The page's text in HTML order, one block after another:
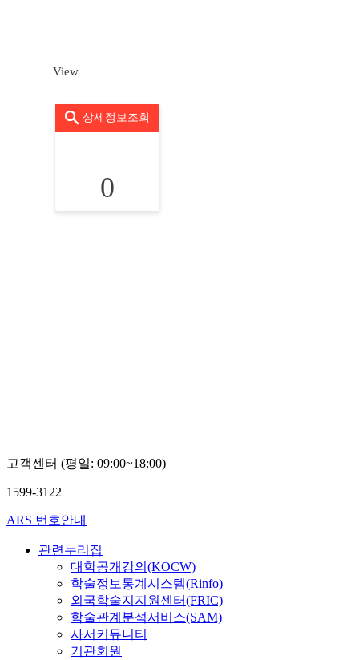
View
상세정보조회
0
고객센터 (평일: 09:00~18:00)
1599-3122
ARS 번호안내
관련누리집
대학공개강의(KOCW)
학술정보통계시스템(Rinfo)
외국학술지지원센터(FRIC)
학술관계분석서비스(SAM)
사서커뮤니티
기관회원